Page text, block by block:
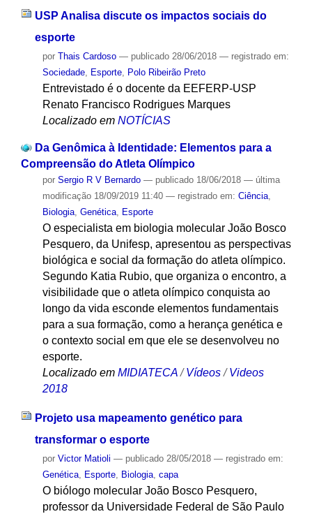
USP Analisa discute os impactos sociais do
esporte
por Thais Cardoso — publicado28/06/2018 — registrado em:
Sociedade, Esporte, Polo Ribeirão Preto
Entrevistado é o docente da EEFERP-USP
Renato Francisco Rodrigues Marques
Localizado em NOTÍCIAS
Da Genômica à Identidade: Elementos para a
Compreensão do Atleta Olímpico
por Sergio R V Bernardo — publicado18/06/2018 — última
modificação18/09/2019 11:40 — registrado em: Ciência,
Biologia, Genética, Esporte
O especialista em biologia molecular João Bosco
Pesquero, da Unifesp, apresentou as perspectivas
biológica e social da formação do atleta olímpico.
Segundo Katia Rubio, que organiza o encontro, a
visibilidade que o atleta olímpico conquista ao
longo da vida esconde elementos fundamentais
para a sua formação, como a herança genética e
o contexto social em que ele se desenvolveu no
esporte.
Localizado em MIDIATECA /Vídeos /Videos
2018
Projeto usa mapeamento genético para
transformar o esporte
por Victor Matioli — publicado28/05/2018 — registrado em:
Genética, Esporte, Biologia, capa
O biólogo molecular João Bosco Pesquero,
professor da Universidade Federal de São Paulo